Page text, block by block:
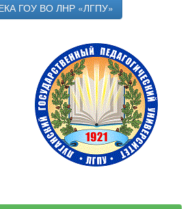
ГОУ ВО ЛНР «ЛГПУ»